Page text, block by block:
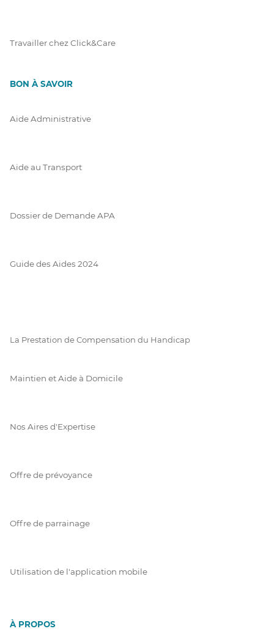
Travailler chez Click&Care
BON À SAVOIR
Aide Administrative
Aide au Transport
Dossier de Demande APA
Guide des Aides 2024
La Prestation de Compensation du Handicap
Maintien et Aide à Domicile
Nos Aires d'Expertise
Offre de prévoyance
Offre de parrainage
Utilisation de l'application mobile
À PROPOS